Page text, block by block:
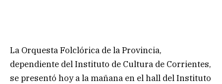
La Orquesta Folclórica de la Provincia,
dependiente del Instituto de Cultura de Corrientes,
se presentó hoy a la mañana en el hall del Instituto